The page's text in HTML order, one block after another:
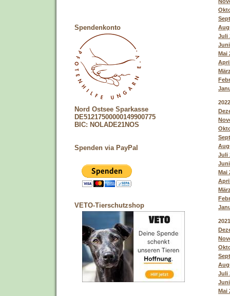
Spendenkonto
Nord Ostsee Sparkasse
DE51217500000149900775
BIC: NOLADE21NOS
Spenden via PayPal
VETO-Tierschutzshop
Juli
Mai
2022
Juli
Mai
2021
Juli
Mai